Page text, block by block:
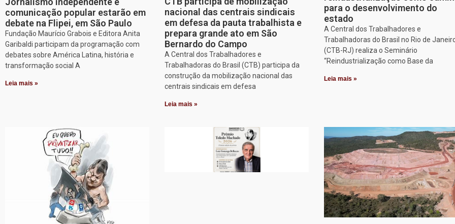
comunicação popular estarão em
debate na Flipei, em São Paulo
Fundação Maurício Grabois e Editora Anita
Garibaldi participam da programação com
debates sobre América Latina, história e
transformação social A
Leia mais »
nacional das centrais sindicais
em defesa da pauta trabalhista e
prepara grande ato em São
Bernardo do Campo
A Central dos Trabalhadores e
Trabalhadoras do Brasil (CTB) participa da
construção da mobilização nacional das
centrais sindicais em defesa
Leia mais »
para o desenvolvimento do
estado
A Central dos Trabalhadores e
Trabalhadoras do Brasil no Rio de
(CTB-RJ) realiza o Seminário
“Reindustrialização como Base da
Leia mais »